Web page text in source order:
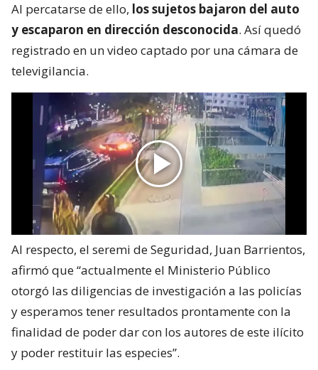
Al percatarse de ello, los sujetos bajaron del auto
y escaparon en dirección desconocida. Así quedó
registrado en un video captado por una cámara de
televigilancia.
Al respecto, el seremi de Seguridad, Juan Barrientos,
afirmó que “actualmente el Ministerio Público
otorgó las diligencias de investigación a las policías
y esperamos tener resultados prontamente con la
finalidad de poder dar con los autores de este ilícito
y poder restituir las especies”.